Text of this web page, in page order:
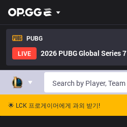
PUBG
LIVE
2026 PUBG Global Series 7
🌟 LCK 프로게이머에게 과외 받기!